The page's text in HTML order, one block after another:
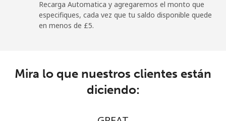
Peru
Celular ⁦1.5p⁩ 665 min por ⁦£10⁩ -
Recarga Automatica y agregaremos el monto que
especifiques, cada vez que tu saldo disponible quede
en menos de ⁦£5⁩.
Mira lo que nuestros clientes están
diciendo: